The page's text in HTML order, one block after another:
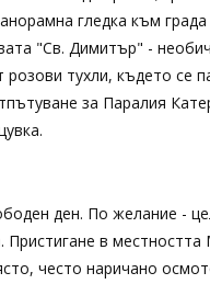
гледка към
"Св. Димитър" -
розови тухли, където се
за Паралия
ден. По желание -
в
често наричано